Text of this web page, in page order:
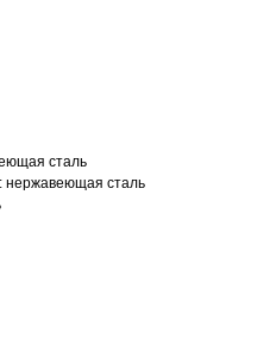
сталь
нержавеющая сталь